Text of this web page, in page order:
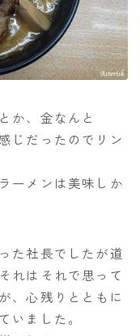
か、金なんと
じだったのでリン
ーメンは美味しか
た社長でしたが道
れはそれで思って
、心残りとともに
いました。